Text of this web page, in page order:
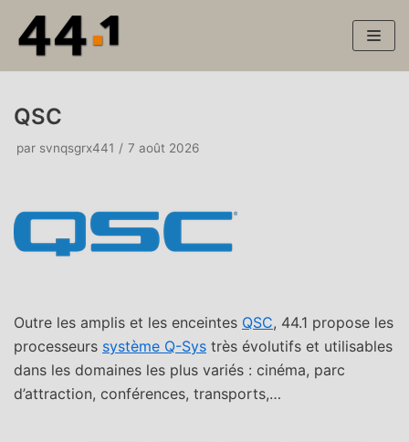
Aller
au
contenu
QSC
par svnqsgrx441 7 août 2026
Outre les amplis et les enceintes QSC, 44.1 propose les
processeurs système Q-Sys très évolutifs et utilisables
dans les domaines les plus variés : cinéma, parc
d’attraction, conférences, transports,…